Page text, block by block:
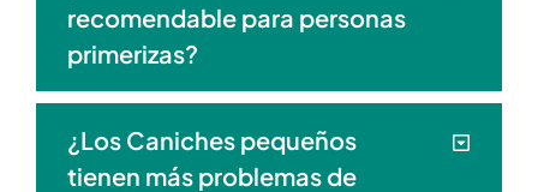
recomendable para personas
primerizas?
¿Los Caniches pequeños
tienen más problemas de